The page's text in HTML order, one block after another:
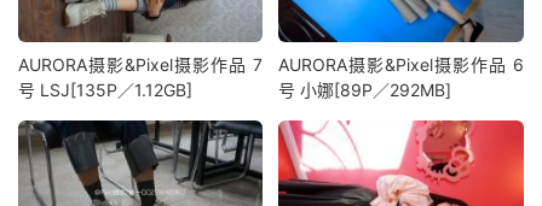
AURORA摄影&Pixel摄影作品 7
号 LSJ[135P／1.12GB]
AURORA摄影&Pixel摄影作品 6
号 小娜[89P／292MB]